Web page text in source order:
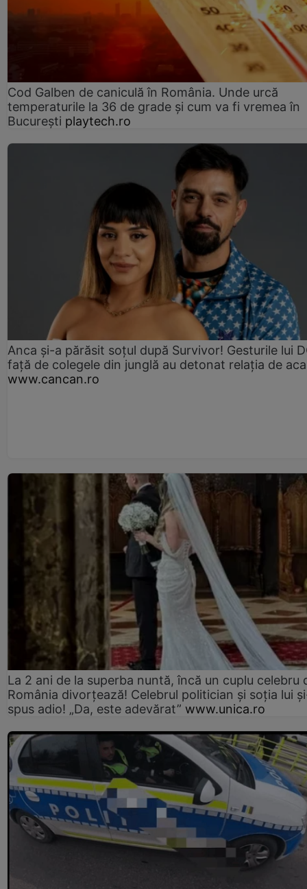
Cod Galben de caniculă în România. Unde urcă
temperaturile la 36 de grade și cum va fi vremea în
București playtech.ro
Anca și-a părăsit soțul după Survivor! Gesturile lui
față de colegele din junglă au detonat relația de
www.cancan.ro
La 2 ani de la superba nuntă, încă un cuplu celebru
România divorțează! Celebrul politician și soția lui
spus adio! „Da, este adevărat” www.unica.ro